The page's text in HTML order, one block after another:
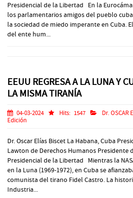
Presidencial de la Libertad En la
los parlamentarios amigos del pueblo
la sociedad de miedo imperante en Cuba.
del ente hum...
EEUU REGRESA A LA LUNA Y
LA MISMA TIRANÍA
04-03-2024 Hits: 1547 Dr. OSCAR
Edición
Dr. Oscar Elías Biscet La Habana, Cuba
Lawton de Derechos Humanos Presidente
Presidencial de la Libertad Mientras la
en la Luna (1969-1972), en Cuba se
comunista del tirano Fidel Castro. La
Industria...